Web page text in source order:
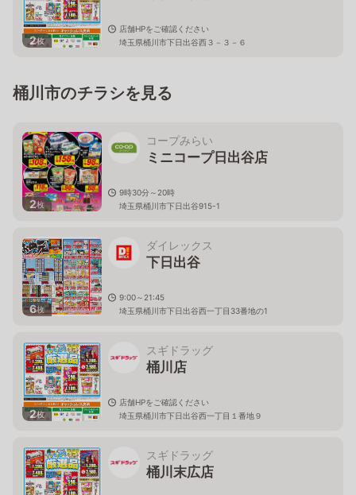
2枚
店舗HPをご確認ください
埼玉県桶川市下日出谷西３－３－６
桶川市のチラシを見る
2枚
コープみらい
ミニコープ日出谷店
9時30分～20時
埼玉県桶川市下日出谷915-1
6枚
ダイレックス
下日出谷
9:00～21:45
埼玉県桶川市下日出谷西一丁目33番地の1
2枚
スギドラッグ
桶川店
店舗HPをご確認ください
埼玉県桶川市下日出谷西一丁目１番地９
スギドラッグ
桶川末広店